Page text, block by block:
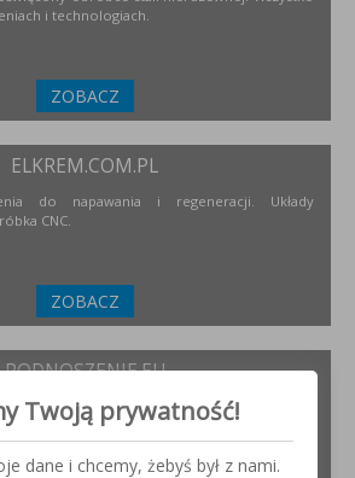
i technologiach.
ZOBACZ
ELKREM.COM.PL
do napawania i regeneracji. Układy
CNC.
ZOBACZ
PODNOSZENIE.EU
bliskiego, żurawie, żurawików, suwnice,
innych.
Twoją prywatność!
dane i chcemy, żebyś był z nami.